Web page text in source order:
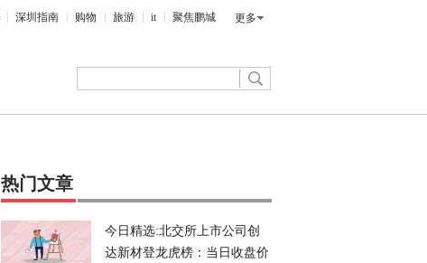
深圳指南 购物 旅游 it 聚焦鹏城 更多
热门文章
今日精选:北交所上市公司创
达新材登龙虎榜：当日收盘价